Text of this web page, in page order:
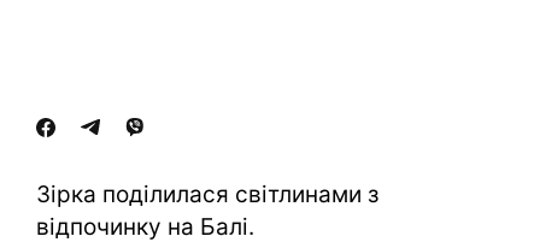
Зірка поділилася світлинами з
відпочинку на Балі.